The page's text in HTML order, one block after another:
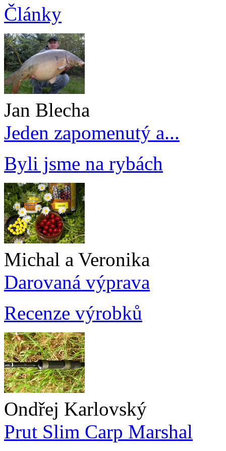
Články
Jan Blecha
Jeden zapomenutý a...
Byli jsme na rybách
Michal a Veronika
Darovaná výprava
Recenze výrobků
Ondřej Karlovský
Prut Slim Carp Marshal